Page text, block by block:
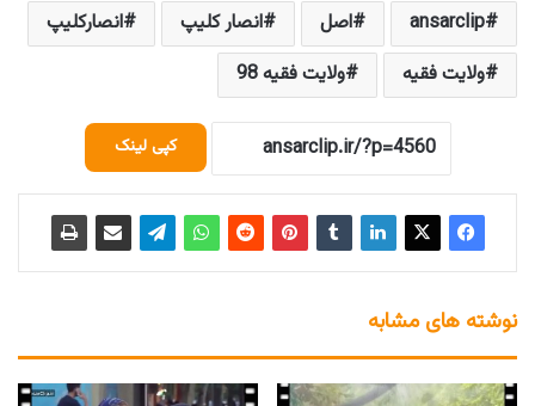
ansarclip اصل انصار کلیپ
انصارکلیپ
ولایت فقیه
ولایت فقیه 98
کپی لینک
نوشته های مشابه